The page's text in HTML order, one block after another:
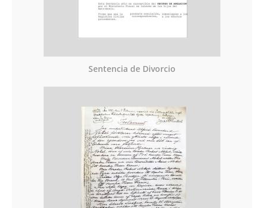
Sentencia de Divorcio